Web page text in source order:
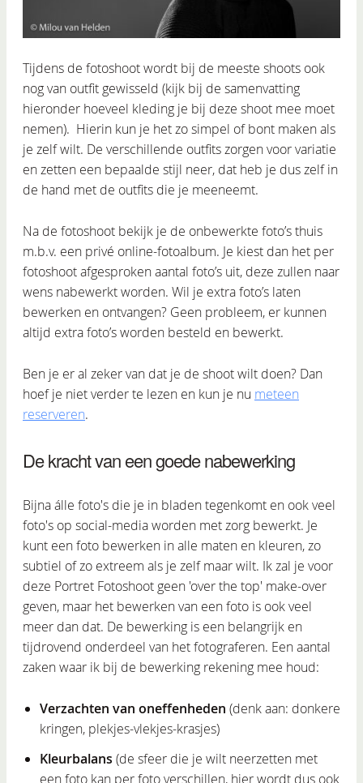
Tijdens de fotoshoot wordt bij de meeste shoots ook
nog van outfit gewisseld (kijk bij de samenvatting
hieronder hoeveel kleding je bij deze shoot mee moet
nemen). Hierin kun je het zo simpel of bont maken als
je zelf wilt. De verschillende outfits zorgen voor variatie
en zetten een bepaalde stijl neer, dat heb je dus zelf in
de hand met de outfits die je meeneemt.
Na de fotoshoot bekijk je de onbewerkte foto’s thuis
m.b.v. een privé online-fotoalbum. Je kiest dan het per
fotoshoot afgesproken aantal foto’s uit, deze zullen naar
wens nabewerkt worden. Wil je extra foto’s laten
bewerken en ontvangen? Geen probleem, er kunnen
altijd extra foto’s worden besteld en bewerkt.
Ben je er al zeker van dat je de shoot wilt doen? Dan
hoef je niet verder te lezen en kun je nu meteen
reserveren.
De kracht van een goede nabewerking
Bijna álle foto's die je in bladen tegenkomt en ook veel
foto's op social-media worden met zorg bewerkt. Je
kunt een foto bewerken in alle maten en kleuren, zo
subtiel of zo extreem als je zelf maar wilt. Ik zal je voor
deze Portret Fotoshoot geen 'over the top' make-over
geven, maar het bewerken van een foto is ook veel
meer dan dat. De bewerking is een belangrijk en
tijdrovend onderdeel van het fotograferen. Een aantal
zaken waar ik bij de bewerking rekening mee houd:
Verzachten van oneffenheden (denk aan: donkere
kringen, plekjes-vlekjes-krasjes)
Kleurbalans (de sfeer die je wilt neerzetten met
een foto kan per foto verschillen, hier wordt dus ook